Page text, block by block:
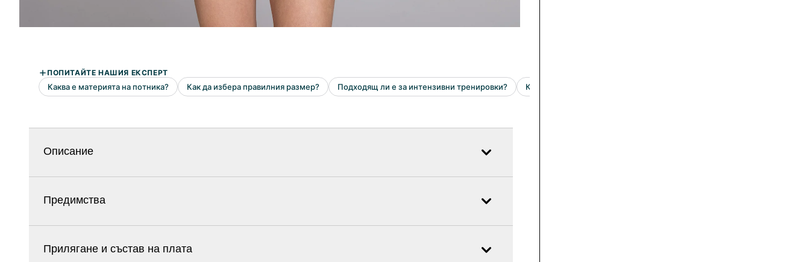
Описание
Предимства
Прилягане и състав на плата